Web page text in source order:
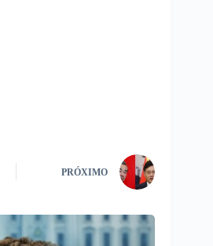
PRÓXIMO